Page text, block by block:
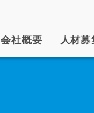
会社概要 人材募